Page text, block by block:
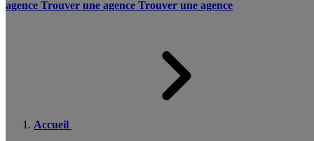
agence Trouver une agence Trouver une agence
Accueil